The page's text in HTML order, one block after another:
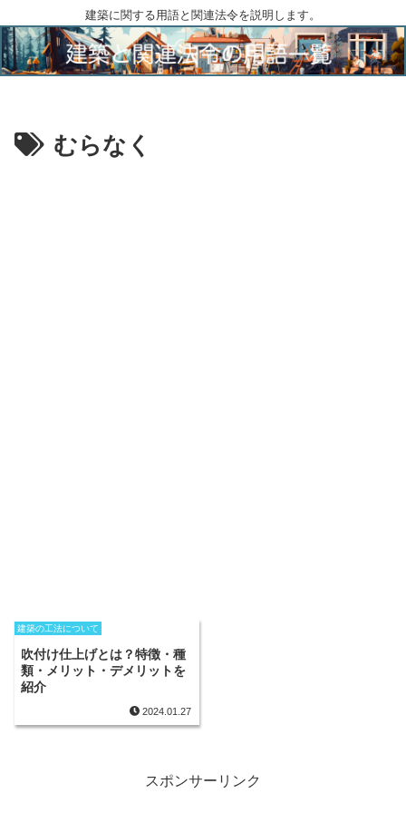
建築に関する用語と関連法令を説明します。
むらなく
建築の工法について
吹付け仕上げとは？特徴・種
類・メリット・デメリットを
紹介
2024.01.27
スポンサーリンク